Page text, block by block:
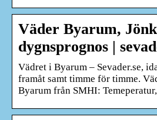
Väder Byarum,
dygnsprognos |
Vädret i Byarum – Sevader.se,
framåt samt timme för timme.
Byarum från SMHI: